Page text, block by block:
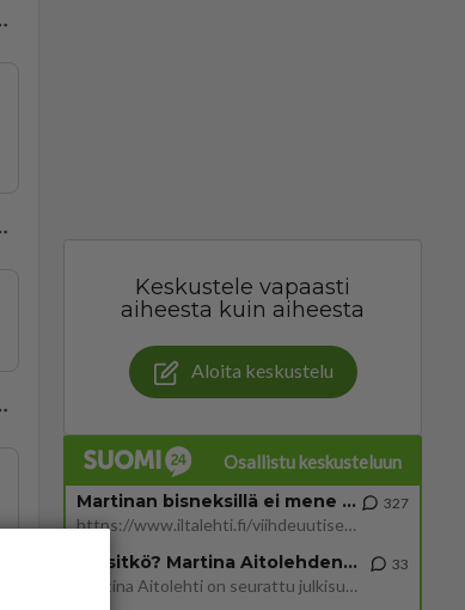
Keskustele vapaasti
aiheesta kuin aiheesta
Aloita keskustelu
Osallistu keskusteluun
Martinan bisneksillä ei mene hyvin
https://www.iltalehti.fi/viihdeuutiset/a/c46da6ab-340f-4790-aaa7-0865eed2336 Yrityksen konkurssihakemus on tullut kärä
327
Tiesitkö? Martina Aitolehden isäpuoli on tämä suosittu laulaja
Martina Aitolehti on seurattu julkisuuden henkilö. Lähipiiriin mahtuu muitakin tunnettuja henkilöitä. Tiesitkö, että Ma
33